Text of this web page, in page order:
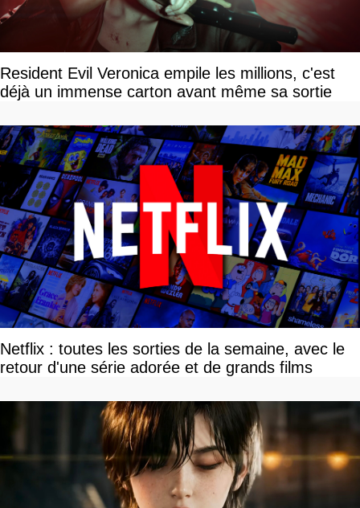
Resident Evil Veronica empile les millions, c'est
déjà un immense carton avant même sa sortie
Netflix : toutes les sorties de la semaine, avec le
retour d'une série adorée et de grands films